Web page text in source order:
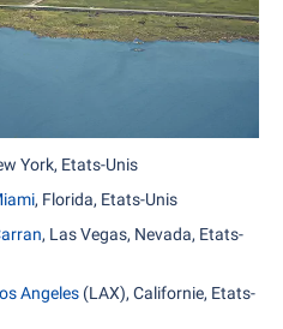
York, Etats-Unis
, Florida, Etats-Unis
, Las Vegas, Nevada, Etats-
Angeles (LAX), Californie, Etats-